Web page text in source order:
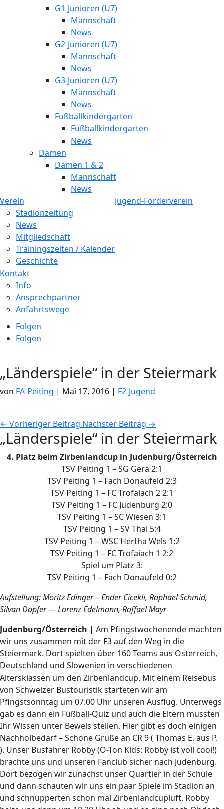
G1-Junioren (U7)
Mannschaft
News
G2-Junioren (U7)
Mannschaft
News
G3-Junioren (U7)
Mannschaft
News
Fußballkindergarten
Fußballkindergarten
News
Damen
Damen 1 & 2
Mannschaft
News
Verein
Stadionzeitung
News
Mitgliedschaft
Trainingszeiten / Kalender
Geschichte
Jugend-Förderverein
Kontakt
Info
Ansprechpartner
Anfahrtswege
Folgen
Folgen
„Länderspiele“ in der Steiermark
von FA-Peiting | Mai 17, 2016 | F2-Jugend
← Vorheriger Beitrag Nächster Beitrag →
„Länderspiele“ in der Steiermark
4. Platz beim Zirbenlandcup in Judenburg/Österreich
TSV Peiting 1 – SG Gera 2:1
TSV Peiting 1 – Fach Donaufeld 2:3
TSV Peiting 1 – FC Trofaiach 2 2:1
TSV Peiting 1 – FC Judenburg 2:0
TSV Peiting 1 – SC Wiesen 3:1
TSV Peiting 1 – SV Thal 5:4
TSV Peiting 1 – WSC Hertha Wels 1:2
TSV Peiting 1 – FC Trofaiach 1 2:2
Spiel um Platz 3:
TSV Peiting 1 – Fach Donaufeld 0:2
Aufstellung: Moritz Edinger – Ender Cicekli, Raphael Schmid,
Silvan Dopfer — Lorenz Edelmann, Raffael Mayr
Judenburg/Österreich | Am Pfingstwochenende machten
wir uns zusammen mit der F3 auf den Weg in die
Steiermark. Dort spielten über 160 Teams aus Österreich,
Deutschland und Slowenien in verschiedenen
Altersklassen um den Zirbenlandcup. Mit einem Reisebus
von Schweizer Bustouristik starteten wir am
Pfingstsonntag um 07.00 Uhr unseren Ausflug. Unterwegs
gab es dann ein Fußball-Quiz und auch die Eltern mussten
Ihr Wissen unter Beweis stellen. Hier gibt es doch einigen
Nachholbedarf – Schöne Grüße an CR 9 ( Thomas E. aus P.
). Unser Busfahrer Robby (O-Ton Kids: Robby ist voll cool!)
brachte uns und unseren Fanclub sicher nach Judenburg.
Dort bezogen wir zunächst unser Quartier in der Schule
und dann schauten wir uns ein paar Spiele im Stadion an
und schnupperten schon mal Zirbenlandcupluft. Robby